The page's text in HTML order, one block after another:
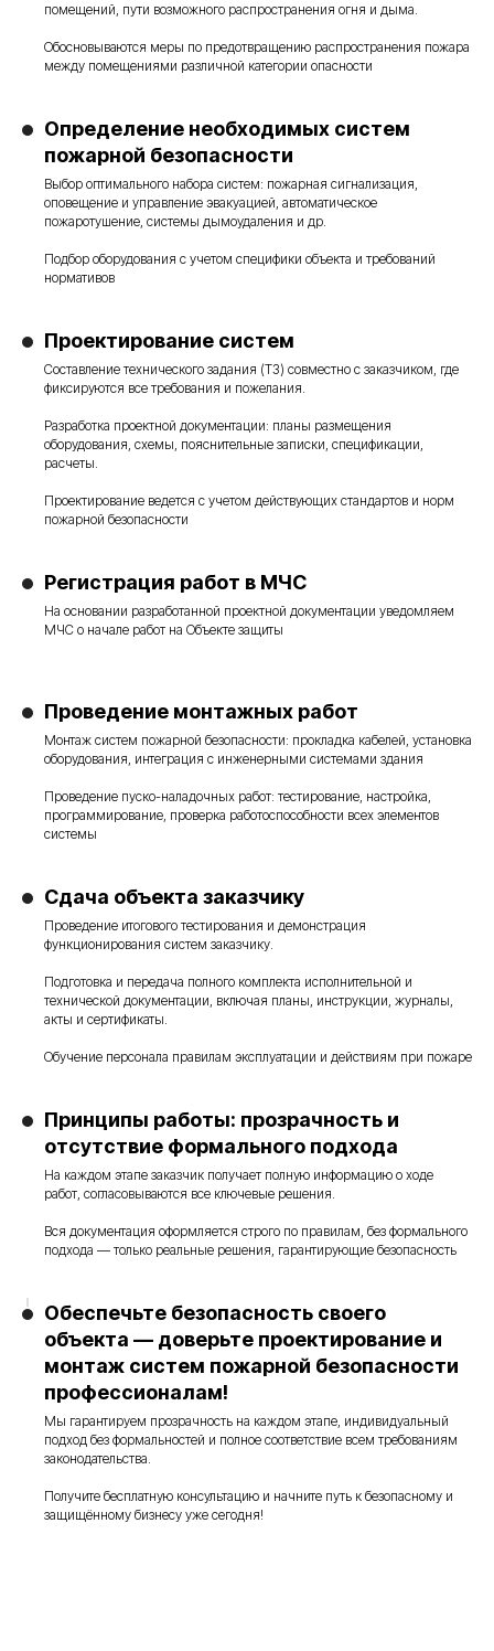
помещений, пути возможного распространения огня и дыма.
Обосновываются меры по предотвращению распространения пожара
между помещениями различной категории опасности
Определение необходимых систем
пожарной безопасности
Выбор оптимального набора систем: пожарная сигнализация,
оповещение и управление эвакуацией, автоматическое
пожаротушение, системы дымоудаления и др.
Подбор оборудования с учетом специфики объекта и требований
нормативов
Проектирование систем
Составление технического задания (ТЗ) совместно с заказчиком, где
фиксируются все требования и пожелания.
Разработка проектной документации: планы размещения
оборудования, схемы, пояснительные записки, спецификации,
расчеты.
Проектирование ведется с учетом действующих стандартов и норм
пожарной безопасности
Регистрация работ в МЧС
На основании разработанной проектной документации уведомляем
МЧС о начале работ на Объекте защиты
Проведение монтажных работ
Монтаж систем пожарной безопасности: прокладка кабелей, установка
оборудования, интеграция с инженерными системами здания
Проведение пуско-наладочных работ: тестирование, настройка,
программирование, проверка работоспособности всех элементов
системы
Сдача объекта заказчику
Проведение итогового тестирования и демонстрация
функционирования систем заказчику.
Подготовка и передача полного комплекта исполнительной и
технической документации, включая планы, инструкции, журналы,
акты и сертификаты.
Обучение персонала правилам эксплуатации и действиям при пожаре
Принципы работы: прозрачность и
отсутствие формального подхода
На каждом этапе заказчик получает полную информацию о ходе
работ, согласовываются все ключевые решения.
Вся документация оформляется строго по правилам, без формального
подхода — только реальные решения, гарантирующие безопасность
Обеспечьте безопасность своего
объекта — доверьте проектирование и
монтаж систем пожарной безопасности
профессионалам!
Мы гарантируем прозрачность на каждом этапе, индивидуальный
подход без формальностей и полное соответствие всем требованиям
законодательства.
Получите бесплатную консультацию и начните путь к безопасному и
защищённому бизнесу уже сегодня!